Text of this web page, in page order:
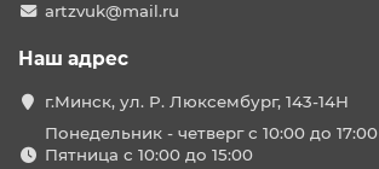
artzvuk@mail.ru
Наш адрес
г.Минск, ул. Р. Люксембург, 143-14Н
Понедельник - четверг с 10:00 до 17:00
Пятница с 10:00 до 15:00